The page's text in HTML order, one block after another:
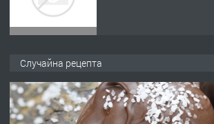
Случайна рецепта